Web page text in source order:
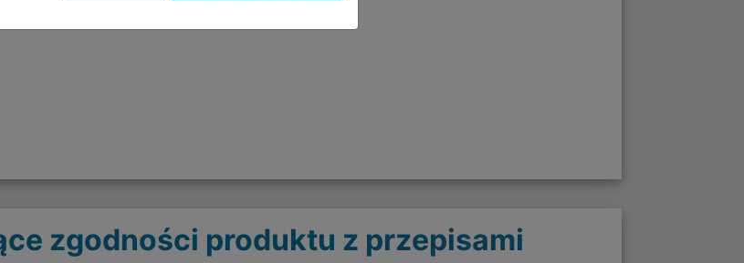
zgodności produktu z przepisami